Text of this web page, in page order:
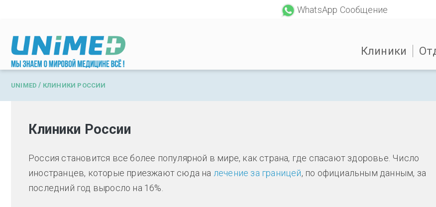
WhatsApp Сообщение
Клиники
UNIMED / КЛИНИКИ РОССИИ
Клиники России
Россия становится все более популярной в мире, как страна, где спасают здоровье. Число
иностранцев, которые приезжают сюда на лечение за границей, по официальным данным, за
последний год выросло на 16%.